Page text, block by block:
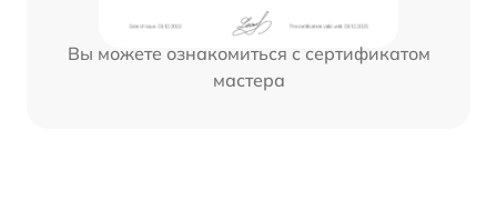
Вы можете ознакомиться с сертификатом
мастера